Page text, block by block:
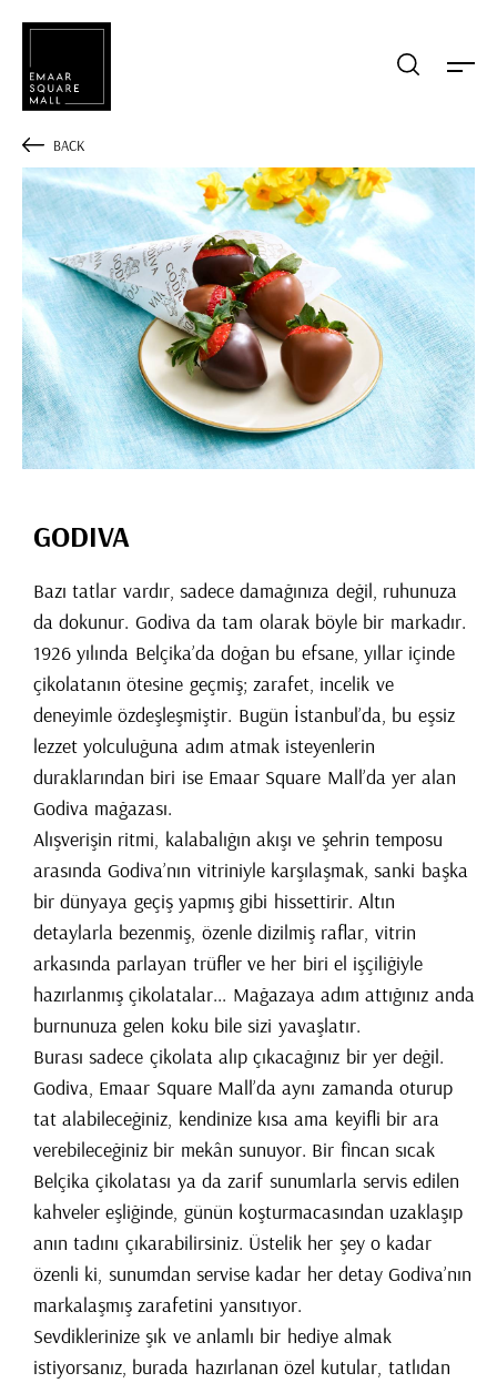
BACK
GODIVA
Bazı tatlar vardır, sadece damağınıza değil, ruhunuza
da dokunur. Godiva da tam olarak böyle bir markadır.
1926 yılında Belçika’da doğan bu efsane, yıllar içinde
çikolatanın ötesine geçmiş; zarafet, incelik ve
deneyimle özdeşleşmiştir. Bugün İstanbul’da, bu eşsiz
lezzet yolculuğuna adım atmak isteyenlerin
duraklarından biri ise Emaar Square Mall’da yer alan
Godiva mağazası.
Alışverişin ritmi, kalabalığın akışı ve şehrin temposu
arasında Godiva’nın vitriniyle karşılaşmak, sanki başka
bir dünyaya geçiş yapmış gibi hissettirir. Altın
detaylarla bezenmiş, özenle dizilmiş raflar, vitrin
arkasında parlayan trüfler ve her biri el işçiliğiyle
hazırlanmış çikolatalar... Mağazaya adım attığınız anda
burnunuza gelen koku bile sizi yavaşlatır.
Burası sadece çikolata alıp çıkacağınız bir yer değil.
Godiva, Emaar Square Mall’da aynı zamanda oturup
tat alabileceğiniz, kendinize kısa ama keyifli bir ara
verebileceğiniz bir mekân sunuyor. Bir fincan sıcak
Belçika çikolatası ya da zarif sunumlarla servis edilen
kahveler eşliğinde, günün koşturmacasından uzaklaşıp
anın tadını çıkarabilirsiniz. Üstelik her şey o kadar
özenli ki, sunumdan servise kadar her detay Godiva’nın
markalaşmış zarafetini yansıtıyor.
Sevdiklerinize şık ve anlamlı bir hediye almak
istiyorsanız, burada hazırlanan özel kutular, tatlıdan
Mağaza, restaurant, etkinlik arama
POPÜLER ARAMALAR
Alışveriş Lezzet Eğlence
Kampanyalar Etkinlik